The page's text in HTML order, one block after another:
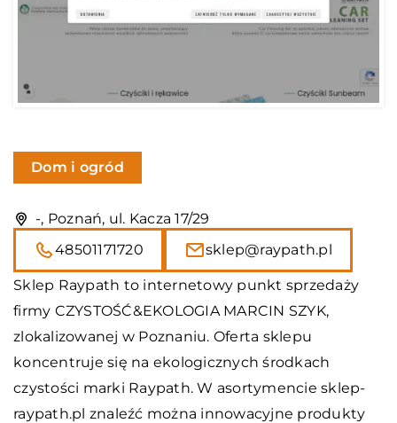
Dom i ogród
-, Poznań, ul. Kacza 17/29
48501171720
sklep@raypath.pl
Sklep Raypath to internetowy punkt sprzedaży
firmy CZYSTOŚĆ&EKOLOGIA MARCIN SZYK,
zlokalizowanej w Poznaniu. Oferta sklepu
koncentruje się na ekologicznych środkach
czystości marki Raypath. W asortymencie sklep-
raypath.pl znaleźć można innowacyjne produkty